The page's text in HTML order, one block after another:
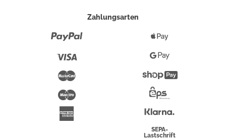
Zahlungsarten
Maestro
Pay
Google
Pay
Überweisung
SEPA-
Lastschrift